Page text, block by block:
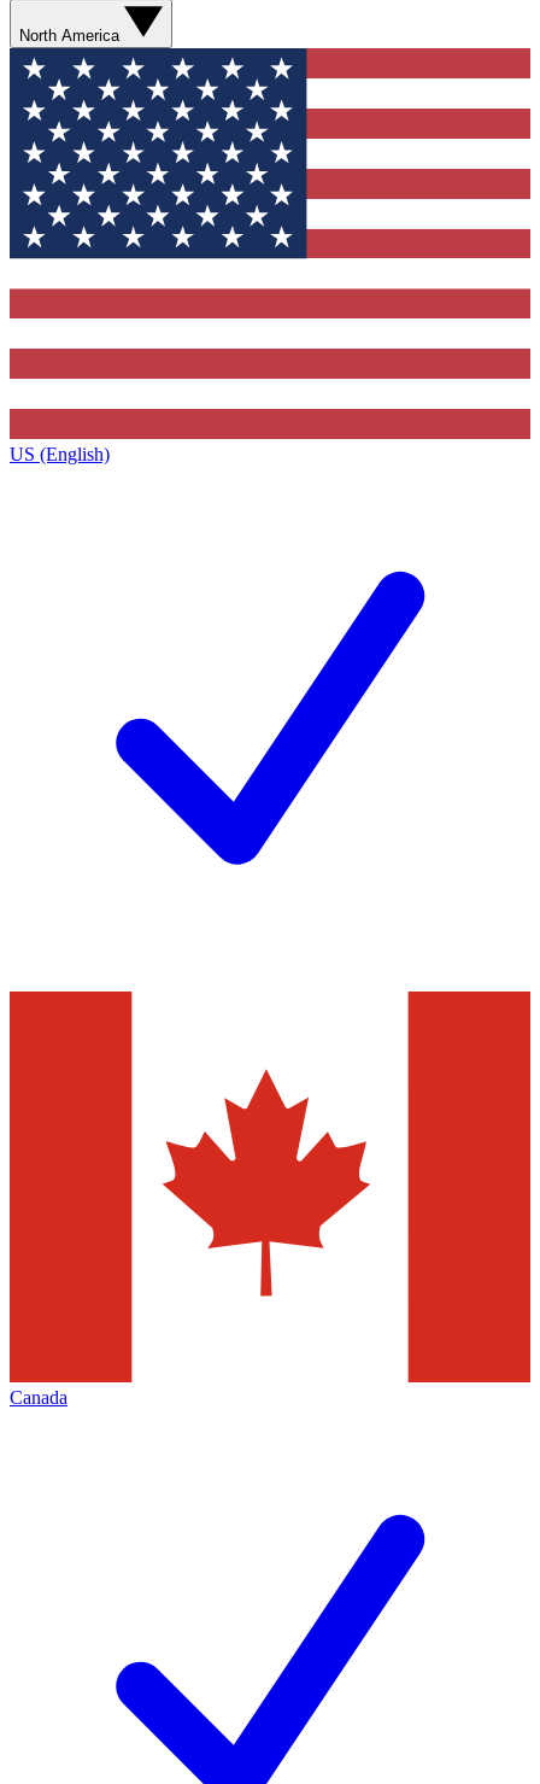
North America
US (English)
Canada